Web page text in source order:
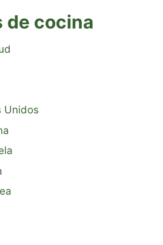
de cocina
Unidos